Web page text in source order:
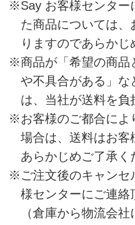
基本・特別教室のご
Say オンラインショ
Sayお客様センタ
受付時間 9:00～11:15/12:00～
曜・祝日）
お問い合わせはこちら
Pagetop